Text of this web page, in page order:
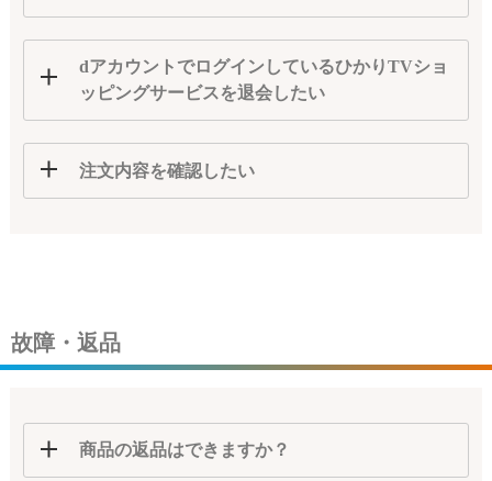
dアカウントでログインしているひかりTVショ
ッピングサービスを退会したい
注文内容を確認したい
故障・返品
商品の返品はできますか？